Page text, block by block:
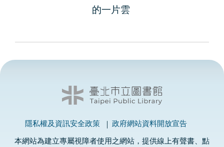
的一片雲
隱私權及資訊安全政策 政府網站資料開放宣告
本網站為建立專屬視障者使用之網站，提供線上有聲書、點